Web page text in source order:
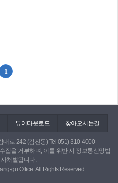
아가 전해드렸습니다. 어버이날을
1
뷰어다운로드 찾아오시는길
대로 242 (감전동) Tel 051) 310-4000
집을 거부하며, 이를 위반 시 정보통신망법
처벌됩니다.
gu Office. All Rights Reserved